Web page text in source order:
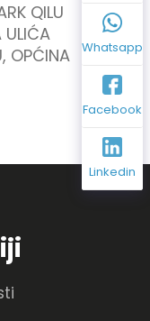
Whatsapp
Facebook
Linkedin
QILU
OPĆINA